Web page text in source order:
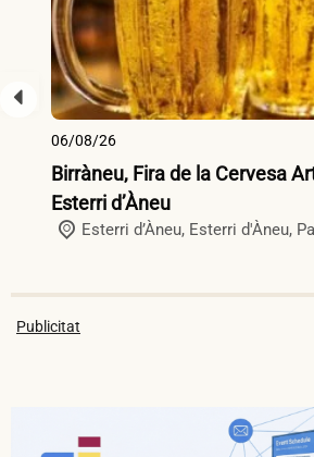
06/08/26
Birràneu, Fira de la Cervesa
Esterri d’Àneu
Esterri d’Àneu, Esterri d'Àneu,
Publicitat